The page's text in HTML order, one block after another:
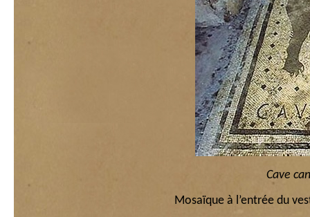
Cave
Mosaïque à l’entrée du